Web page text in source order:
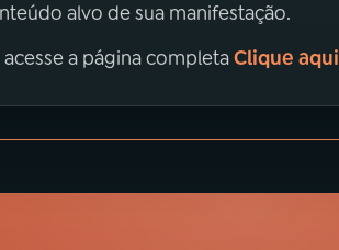
alvo de sua manifestação.
a página completaClique aqui